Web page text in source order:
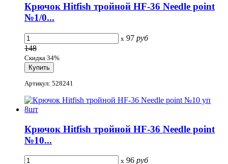
Крючок Hitfish тройной HF-36 Needle point
№1/0...
x 97 руб
148
Скидка 34%
Артикул: 528241
Крючок Hitfish тройной HF-36 Needle point
№10...
x 96 руб